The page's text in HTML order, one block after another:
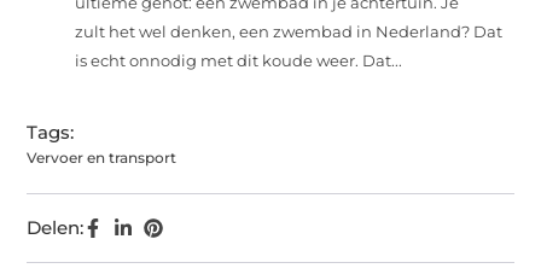
zult het wel denken, een zwembad in Nederland? Dat
is echt onnodig met dit koude weer. Dat...
Tags:
Vervoer en transport
Delen: